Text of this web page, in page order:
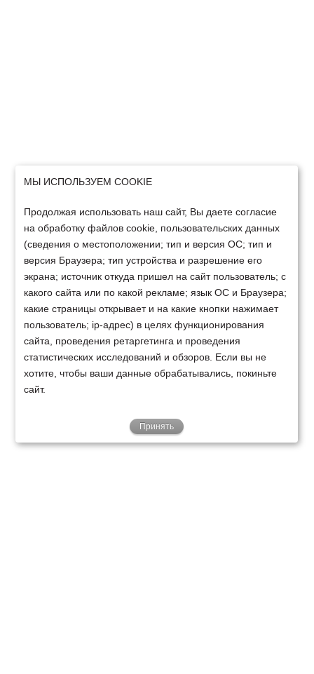
МЫ ИСПОЛЬЗУЕМ COOKIE
Продолжая использовать наш сайт, Вы даете согласие
на обработку файлов cookie, пользовательских данных
(сведения о местоположении; тип и версия ОС; тип и
версия Браузера; тип устройства и разрешение его
экрана; источник откуда пришел на сайт пользователь; с
какого сайта или по какой рекламе; язык ОС и Браузера;
какие страницы открывает и на какие кнопки нажимает
пользователь; ip-адрес) в целях функционирования
сайта, проведения ретаргетинга и проведения
статистических исследований и обзоров. Если вы не
хотите, чтобы ваши данные обрабатывались, покиньте
сайт.
Принять